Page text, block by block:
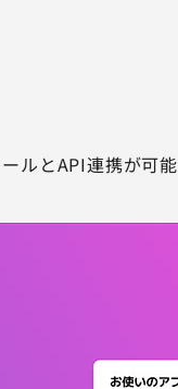
ルとAPI連携が可能